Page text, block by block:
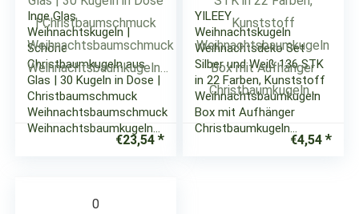
Inge Glas
Weihnachtskugeln |
Schöne
Christbaumkugeln aus
Glas | 30 Kugeln in Dose |
Christbaumschmuck
Weihnachtsbaumschmuck
Weihnachtsbaumkugeln…
€23,54
YILEEY
Weihnachtskugeln
Weihnachtsdeko Set
Silber und Weiß 136 STK
in 22 Farben, Kunststoff
Weihnachtsbaumkugeln
Box mit Aufhänger
Christbaumkugeln…
€4,54
0